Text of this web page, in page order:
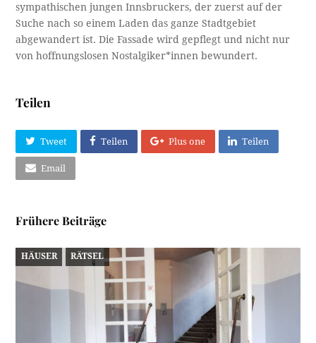
sympathischen jungen Innsbruckers, der zuerst auf der
Suche nach so einem Laden das ganze Stadtgebiet
abgewandert ist. Die Fassade wird gepflegt und nicht nur
von hoffnungslosen Nostalgiker*innen bewundert.
Teilen
Tweet Teilen Plus one Teilen
Email
Frühere Beiträge
HÄUSER RÄTSEL